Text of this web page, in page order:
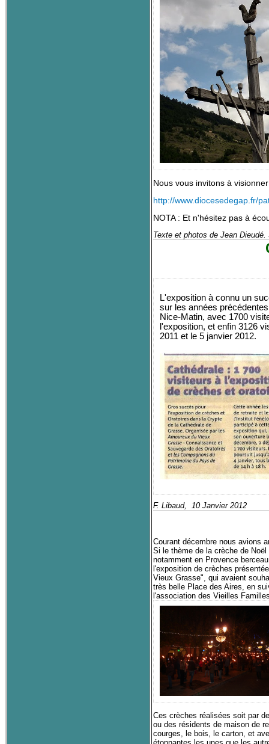
Nous vous invitons à
http://www.diocesedegap.fr/
NOTA : Et n'hésitez pas à
Texte et photos de Jean Dieudé.
L'exposition à connu un
sur les années
Nice-Matin, avec 1700
l'exposition, et enfin 3126
2011 et le 5 janvier 2012.
F. Libaud, 10 Janvier 2012
Courant décembre nous avions
Si le thème de la crèche de
notamment en Provence
l'exposition de crèches
Vieux Grasse", qui avaient
très belle Place des Aires, en
l'association des Vieilles
Ces crèches réalisées soit par
ou des résidents de maison de
courges, le bois, le carton, et